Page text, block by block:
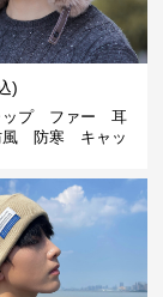
)
ップ ファー 耳
風 防寒 キャッ